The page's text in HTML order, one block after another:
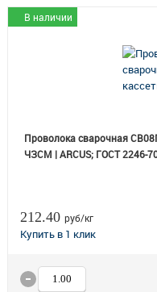
В наличии
Проволока сварочная
ЧЗСМ | ARCUS; ГОСТ 2246-
212.40 руб/кг